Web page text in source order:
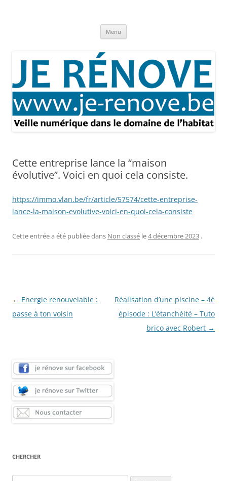
Menu
Cette entreprise lance la “maison
évolutive”. Voici en quoi cela consiste.
https://immo.vlan.be/fr/article/57574/cette-entreprise-
lance-la-maison-evolutive-voici-en-quoi-cela-consiste
Cette entrée a été publiée dans Non classé le4 décembre 2023 .
Navigation
des
← Energie renouvelable :
passe à ton voisin
Réalisation d’une piscine – 4è
épisode : L’étanchéité – Tuto
brico avec Robert →
CHERCHER